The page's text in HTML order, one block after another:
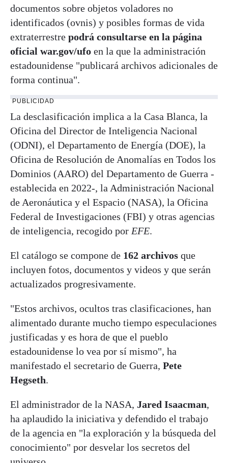
documentos sobre objetos voladores no
identificados (ovnis) y posibles formas de vida
extraterrestre podrá consultarse en la página
oficial war.gov/ufo en la que la administración
estadounidense "publicará archivos adicionales de
forma continua".
PUBLICIDAD
La desclasificación implica a la Casa Blanca, la
Oficina del Director de Inteligencia Nacional
(ODNI), el Departamento de Energía (DOE), la
Oficina de Resolución de Anomalías en Todos los
Dominios (AARO) del Departamento de Guerra -
establecida en 2022-, la Administración Nacional
de Aeronáutica y el Espacio (NASA), la Oficina
Federal de Investigaciones (FBI) y otras agencias
de inteligencia, recogido por EFE.
El catálogo se compone de 162 archivos que
incluyen fotos, documentos y videos y que serán
actualizados progresivamente.
"Estos archivos, ocultos tras clasificaciones, han
alimentado durante mucho tiempo especulaciones
justificadas y es hora de que el pueblo
estadounidense lo vea por sí mismo", ha
manifestado el secretario de Guerra, Pete
Hegseth.
El administrador de la NASA, Jared Isaacman,
ha aplaudido la iniciativa y defendido el trabajo
de la agencia en "la exploración y la búsqueda del
conocimiento" por desvelar los secretos del